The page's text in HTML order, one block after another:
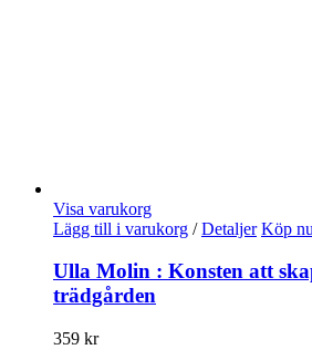
Visa varukorg
Lägg till i varukorg / Detaljer Köp nu
Ulla Molin : Konsten att
trädgården
359 kr